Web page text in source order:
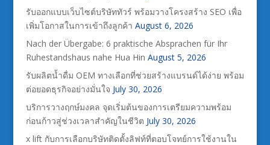
รับออกแบบเว็บไซต์บริษัททัวร์ พร้อมวางโครงสร้าง SEO เพื่อ
เพิ่มโอกาสในการเข้าถึงลูกค้า August 6, 2026
Nach der Übergabe: 6 praktische Absprachen für Ihr
Ruhestandshaus nahe Hua Hin August 5, 2026
รับผลิตน้ำดื่ม OEM ทางเลือกที่ช่วยสร้างแบรนด์ได้ง่าย พร้อม
ต่อยอดธุรกิจอย่างมั่นใจ July 30, 2026
บริการวางฤกษ์มงคล จุดเริ่มต้นของการเตรียมความพร้อม
ก่อนก้าวสู่ช่วงเวลาสำคัญในชีวิต July 30, 2026
x lift กับการเลือกบริษัทติดตั้งลิฟท์ที่ตอบโจทย์การใช้งานใน